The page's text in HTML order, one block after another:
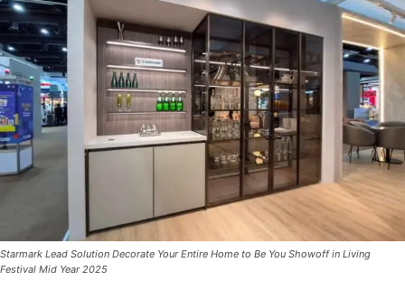
Starmark Lead Solution Decorate Your Entire Home to Be You Showoff in Living
Festival Mid Year 2025